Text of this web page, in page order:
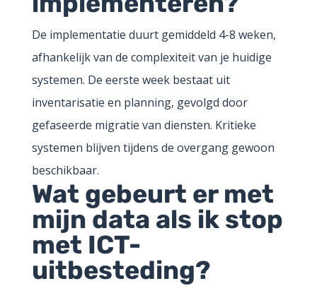
De implementatie duurt gemiddeld 4-8 weken,
afhankelijk van de complexiteit van je huidige
systemen. De eerste week bestaat uit
inventarisatie en planning, gevolgd door
gefaseerde migratie van diensten. Kritieke
systemen blijven tijdens de overgang gewoon
beschikbaar.
Wat gebeurt er met
mijn data als ik stop
met ICT-
uitbesteding?